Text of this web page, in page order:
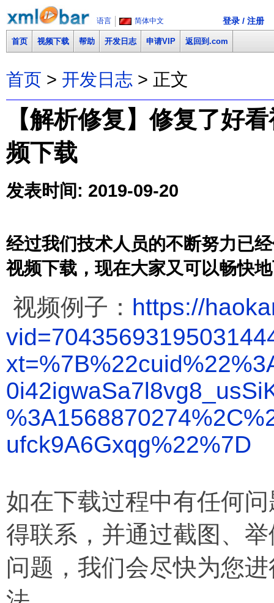
语言 简体中文 登录 / 注册
首页 视频下载 帮助 开发日志 申请VIP 返回到.com
首页 > 开发日志 > 正文
【解析修复】修复了好
频下载
发表时间: 2019-09-20
经过我们技术人员的不断努力已
视频下载，现在大家又可以畅快
视频例子： https://
ufck9A6Gxqg%22%7D
如在下载过程中有任何
得联系，并通过截图、
问题，我们会尽快为您